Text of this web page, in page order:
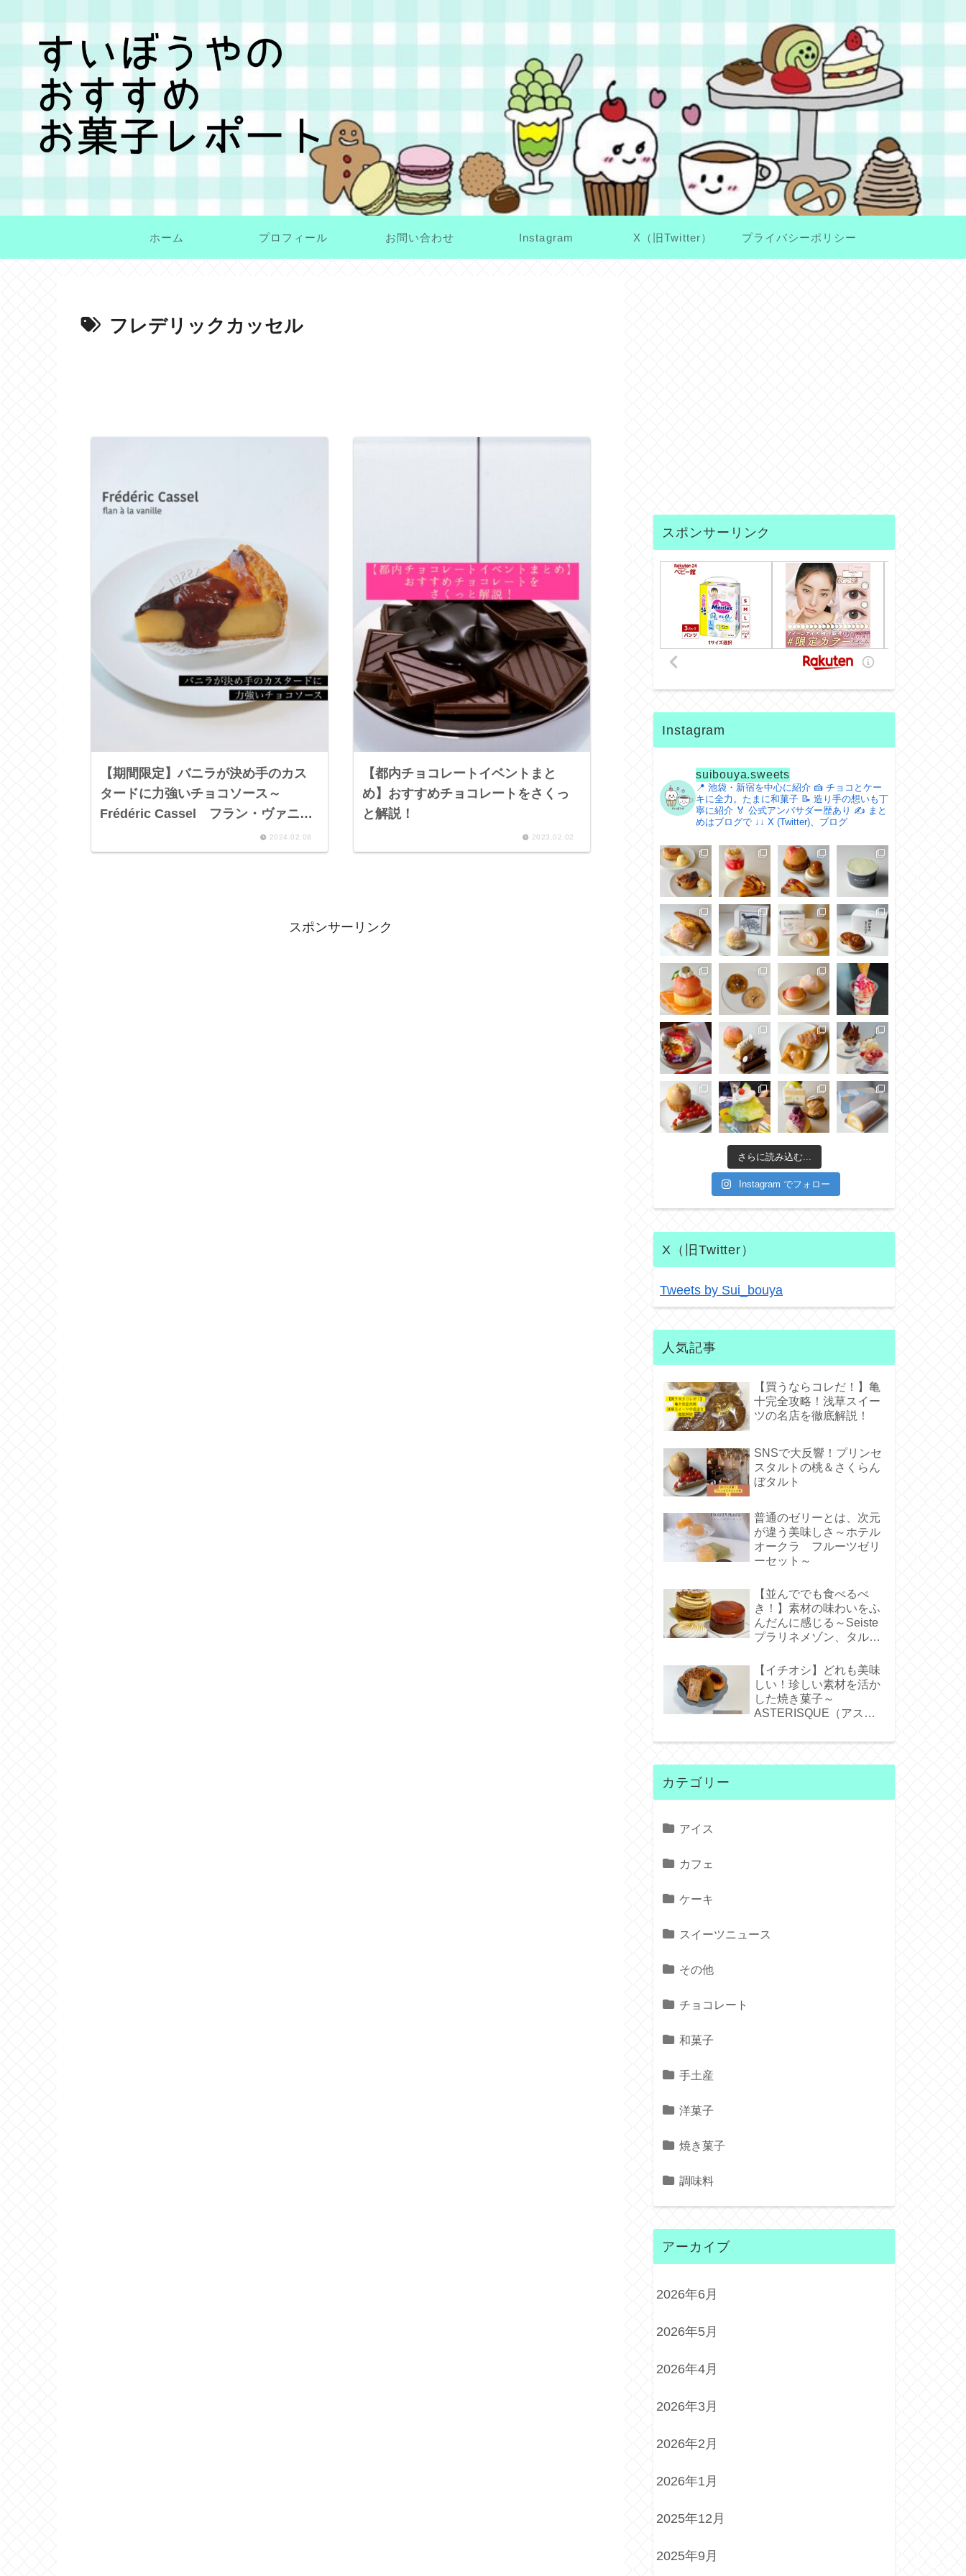
ホーム プロフィール お問い合わせ Instagram X（旧Twitter） プライバシーポリシー
フレデリックカッセル
【期間限定】バニラが決め手のカス
タードに力強いチョコソース～
Frédéric Cassel フラン・ヴァニー
ユ（チョコレートソース添え）～
2024.02.08
【都内チョコレートイベントまと
め】おすすめチョコレートをさくっ
と解説！
2023.02.02
スポンサーリンク
スポンサーリンク
Instagram
suibouya.sweets
📍 池袋・新宿を中心に紹介 🍰 チョコとケー
キに全力。たまに和菓子 📝 造り手の想いも丁
寧に紹介 🏅 公式アンバサダー歴あり ✍️ まと
めはブログで ↓↓ X (Twitter)、ブログ
さらに読み込む...
Instagram でフォロー
X（旧Twitter）
Tweets by Sui_bouya
人気記事
【買うならコレだ！】亀
十完全攻略！浅草スイー
ツの名店を徹底解説！
SNSで大反響！プリンセ
スタルトの桃＆さくらん
ぼタルト
普通のゼリーとは、次元
が違う美味しさ～ホテル
オークラ フルーツゼリ
ーセット～
【並んででも食べるべ
き！】素材の味わいをふ
んだんに感じる～Seiste
プラリネメゾン、タルト
シトロン～
【イチオシ】どれも美味
しい！珍しい素材を活か
した焼き菓子～
ASTERISQUE（アステ
カテゴリー
アイス
カフェ
ケーキ
スイーツニュース
その他
チョコレート
和菓子
手土産
洋菓子
焼き菓子
調味料
アーカイブ
2026年6月
2026年5月
2026年4月
2026年3月
2026年2月
2026年1月
2025年12月
2025年9月